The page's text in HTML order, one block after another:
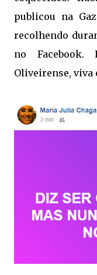
publicou na
recolhendo
no
Oliveirense, viva